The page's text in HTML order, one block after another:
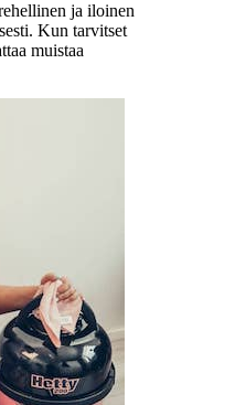
ja iloinen
Kun tarvitset
muistaa